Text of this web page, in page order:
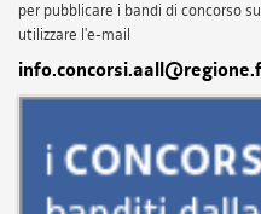
per pubblicare i bandi di concorso
utilizzare l'e-mail